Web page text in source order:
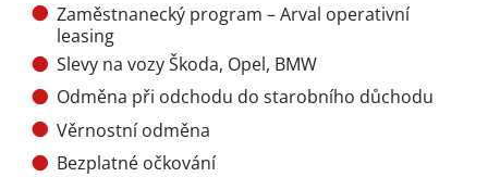
Zaměstnanecký program – Arval operativní
leasing
Slevy na vozy Škoda, Opel, BMW
Odměna při odchodu do starobního důchodu
Věrnostní odměna
Bezplatné očkování